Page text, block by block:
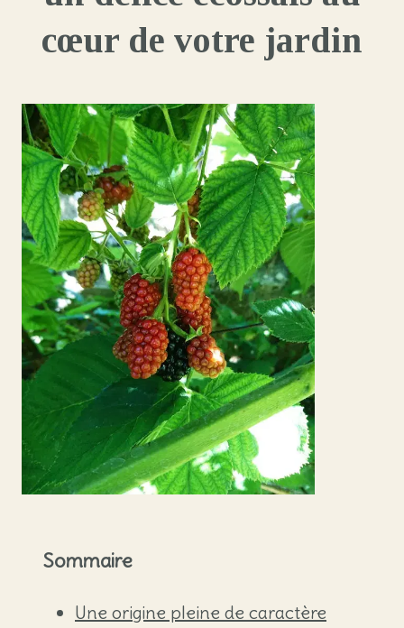
cœur de votre jardin
Sommaire
Une origine pleine de caractère